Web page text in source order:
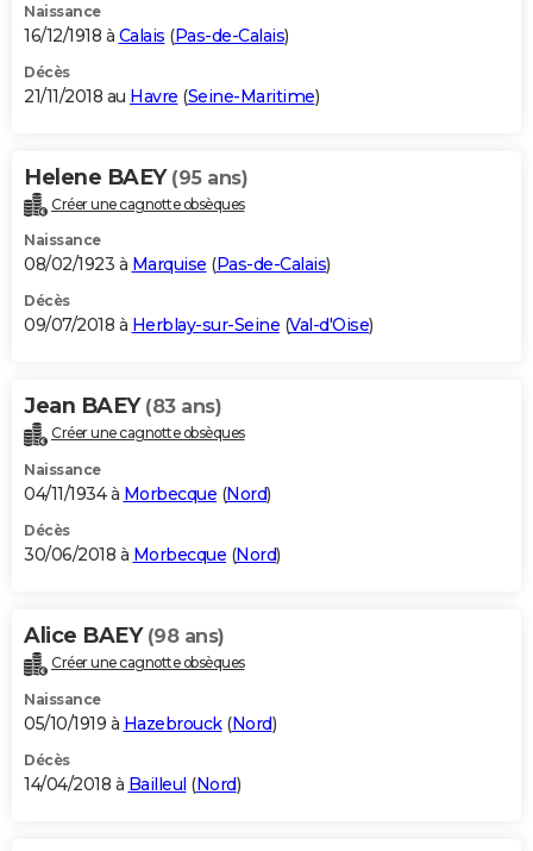
Naissance
16/12/1918 à Calais (Pas-de-Calais)
Décès
21/11/2018 au Havre (Seine-Maritime)
Helene BAEY (95 ans)
Créer une cagnotte obsèques
Naissance
08/02/1923 à Marquise (Pas-de-Calais)
Décès
09/07/2018 à Herblay-sur-Seine (Val-d'Oise)
Jean BAEY (83 ans)
Créer une cagnotte obsèques
Naissance
04/11/1934 à Morbecque (Nord)
Décès
30/06/2018 à Morbecque (Nord)
Alice BAEY (98 ans)
Créer une cagnotte obsèques
Naissance
05/10/1919 à Hazebrouck(Nord)
Décès
14/04/2018 à Bailleul (Nord)